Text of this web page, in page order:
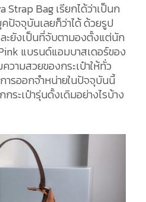
Strap Bag เรียกได้ว่าเป็นก
ปัจจุบันเลยก็ว่าได้ ด้วยรูป
ะยังเป็นที่จับตามองตั้งแต่นัก
แบรนด์แอมบาสเดอร์ของ
วามสวยของกระเป๋าให้ทั่ว
ารออกจำหน่ายในปัจจุบันนี้
ระเป๋ารุ่นดั้งเดิมอย่างไรบ้าง